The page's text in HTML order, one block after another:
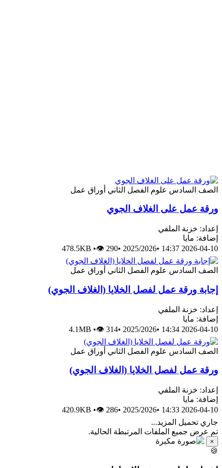
الصف السادس علوم الفصل الثاني أوراق عمل
ورقة عمل على الغلاف الجوي
إعداد: خزنة الملفي
إضافة: مايا
2026-04-10 14:37
•
2025/2026
•
478.5KB •👁 290
الصف السادس علوم الفصل الثاني أوراق عمل
إجابة ورقة عمل لفصل الخلايا (الغلاف الجوي)
إعداد: خزنة الملفي
إضافة: مايا
2026-04-10 14:34
•
2025/2026
•
4.1MB •👁 314
الصف السادس علوم الفصل الثاني أوراق عمل
ورقة عمل لفصل الخلايا (الغلاف الجوي)
إعداد: خزنة الملفي
إضافة: مايا
2026-04-10 14:33
•
2025/2026
•
420.9KB •👁 286
جاري تحميل المزيد...
تم عرض جميع الملفات المرتبطة الحالية.
×
🍪